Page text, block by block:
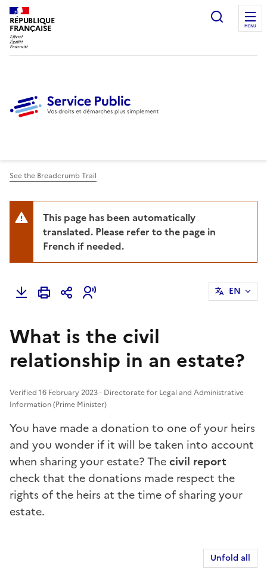
RÉPUBLIQUE
FRANÇAISE
Ouvrir
MENU
See the Breadcrumb Trail
This page has been automatically
translated. Please refer to the page in
French if needed.
EN
What is the civil
relationship in an estate?
Verified 16 February 2023 - Directorate for Legal and Administrative
Information (Prime Minister)
You have made a donation to one of your heirs
and you wonder if it will be taken into account
when sharing your estate? Thecivil report
check that the donations made respect the
rights of the heirs at the time of sharing your
estate.
Unfold all